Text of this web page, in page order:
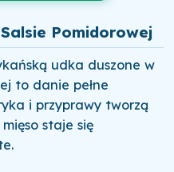
Pomidorowej
udka duszone w
to danie pełne
i przyprawy tworzą
staje się